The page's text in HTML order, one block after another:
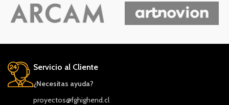
Servicio al Cliente
¿Necesitas ayuda?
proyectos@fghighend.cl